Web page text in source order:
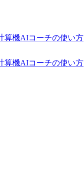
算機AIコーチの使い方
算機AIコーチの使い方